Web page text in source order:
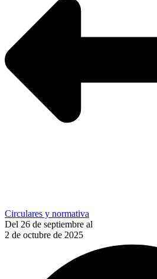
Circulares y normativa
Del 26 de septiembre al
2 de octubre de 2025